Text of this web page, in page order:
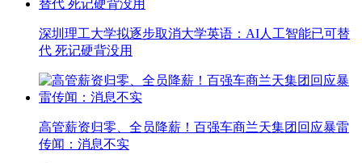
深圳理工大学拟逐步取消大学英语：AI人工智能已可替
代 死记硬背没用
高管薪资归零、全员降薪！百强车商兰天集团回应暴雷
传闻：消息不实